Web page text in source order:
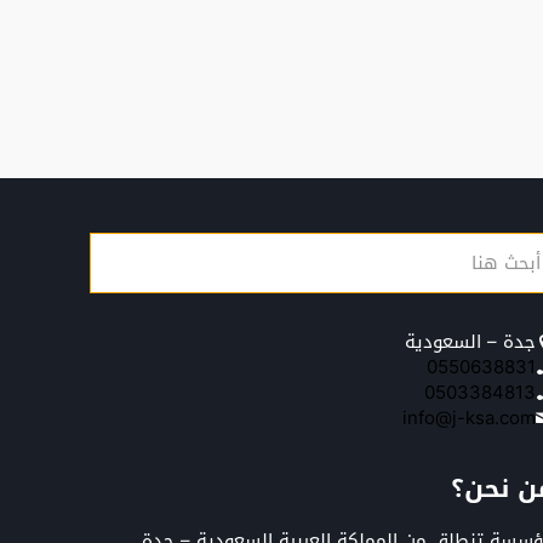
جدة – السعودية
0550638831
0503384813
info@j-ksa.com
نحن؟